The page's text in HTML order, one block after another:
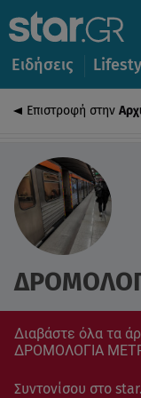
Ειδήσεις
Επιστροφή στην
Διαβάστε όλα τα
ΔΡΟΜΟΛΟΓΙΑ
Συντονίσου στο